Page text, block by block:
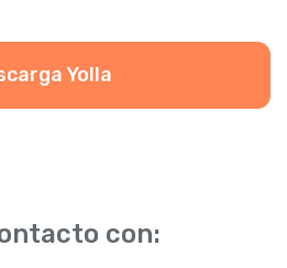
Yolla
con: